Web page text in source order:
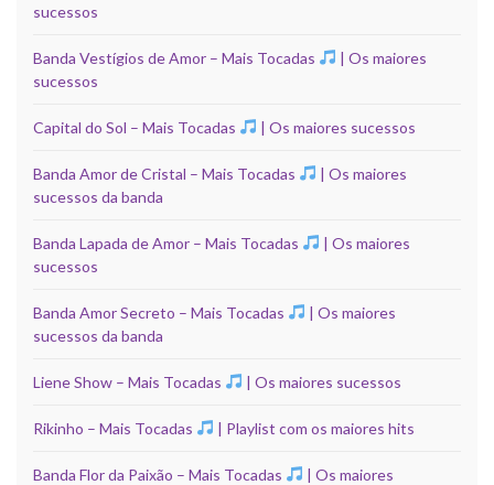
sucessos
Banda Vestígios de Amor – Mais Tocadas
| Os maiores
sucessos
Capital do Sol – Mais Tocadas | Os maiores sucessos
Banda Amor de Cristal – Mais Tocadas
| Os maiores
sucessos da banda
Banda Lapada de Amor – Mais Tocadas
| Os maiores
sucessos
Banda Amor Secreto – Mais Tocadas
| Os maiores
sucessos da banda
Liene Show – Mais Tocadas | Os maiores sucessos
Rikinho – Mais Tocadas | Playlist com os maiores hits
Banda Flor da Paixão – Mais Tocadas
| Os maiores